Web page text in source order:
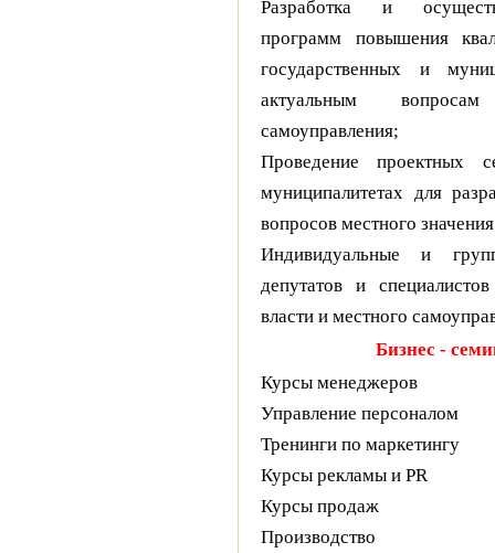
Разработка и
программ повышения
государственных и
актуальным
самоуправления;
Проведение проектных
муниципалитетах для
вопросов местного
Индивидуальные и
депутатов и
власти и местного
Бизнес -
Курсы менеджеров
Управление персоналом
Тренинги по маркетингу
Курсы рекламы и PR
Курсы продаж
Производство